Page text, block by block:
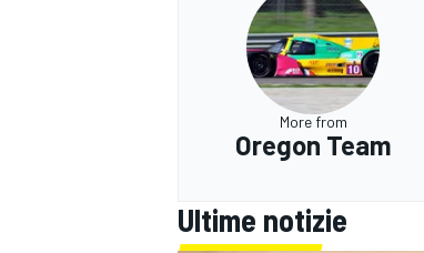
More from
Oregon Team
Ultime notizie